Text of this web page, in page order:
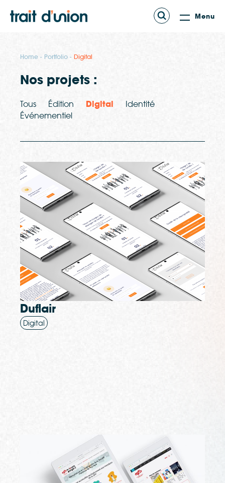
Menu
Home Portfolio Digital
Nos projets :
Tous Édition Digital
Identité
Événementiel
Duflair
Digital